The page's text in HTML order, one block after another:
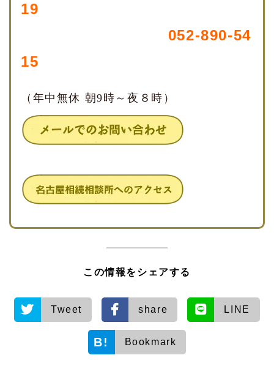
19
052-890-54
15
（年中無休 朝9時～夜８時）
この情報をシェアする
Tweet share LINE
Bookmark